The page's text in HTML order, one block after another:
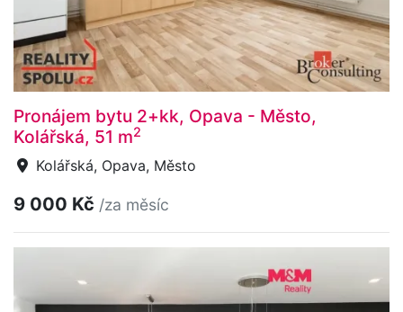
Pronájem bytu 2+kk, Opava - Město,
Kolářská, 51 m2
Kolářská, Opava, Město
9 000 Kč /za měsíc